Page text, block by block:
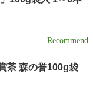
茶 森の誉100g袋